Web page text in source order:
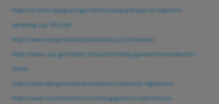
https://archive.epa.gov/region9/toxic/web/pdf/epa-ert-asbestos-
sampling-sop-2015.pdf
https://www.epa.gov/asbestos/asbestos-professionals
https://www.cpsc.gov/safety-education/safety-guides/home/asbestos-
home
https://www.epa.gov/asbestos/asbestos-laws-and-regulations
https://www.oracleasbestos.com/blog/guide-to-asbestos-air-